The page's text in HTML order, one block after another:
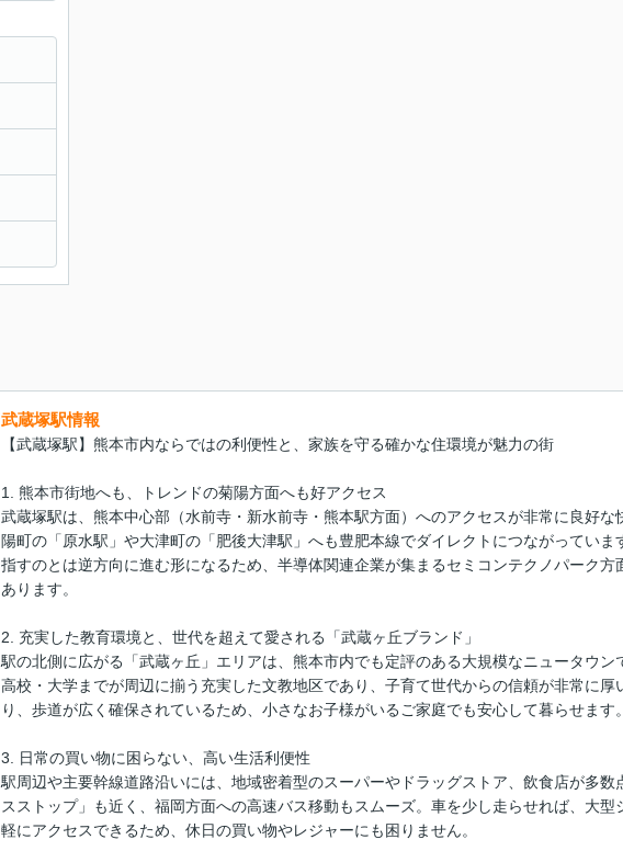
武蔵塚駅情報
【武蔵塚駅】熊本市内ならではの利便性と、家族を守る確かな住環境が魅力の街
1. 熊本市街地へも、トレンドの菊陽方面へも好アクセス
武蔵塚駅は、熊本中心部（水前寺・新水前寺・熊本駅方面）へのアクセスが非常に良好
陽町の「原水駅」や大津町の「肥後大津駅」へも豊肥本線でダイレクトにつながってい
指すのとは逆方向に進む形になるため、半導体関連企業が集まるセミコンテクノパーク
あります。
2. 充実した教育環境と、世代を超えて愛される「武蔵ヶ丘ブランド」
駅の北側に広がる「武蔵ヶ丘」エリアは、熊本市内でも定評のある大規模なニュータウ
高校・大学までが周辺に揃う充実した文教地区であり、子育て世代からの信頼が非常に
り、歩道が広く確保されているため、小さなお子様がいるご家庭でも安心して暮らせます。
3. 日常の買い物に困らない、高い生活利便性
駅周辺や主要幹線道路沿いには、地域密着型のスーパーやドラッグストア、飲食店が多
スストップ」も近く、福岡方面への高速バス移動もスムーズ。車を少し走らせれば、大
軽にアクセスできるため、休日の買い物やレジャーにも困りません。